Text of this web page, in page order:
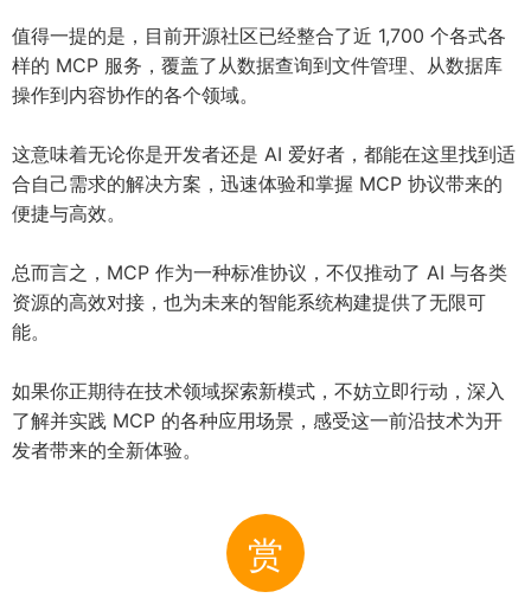
值得一提的是，目前开源社区已经整合了近 1,700 个各式各
样的 MCP 服务，覆盖了从数据查询到文件管理、从数据库
操作到内容协作的各个领域。
这意味着无论你是开发者还是 AI 爱好者，都能在这里找到适
合自己需求的解决方案，迅速体验和掌握 MCP 协议带来的
便捷与高效。
总而言之，MCP 作为一种标准协议，不仅推动了 AI 与各类
资源的高效对接，也为未来的智能系统构建提供了无限可
能。
如果你正期待在技术领域探索新模式，不妨立即行动，深入
了解并实践 MCP 的各种应用场景，感受这一前沿技术为开
发者带来的全新体验。
赏